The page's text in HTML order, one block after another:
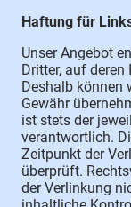
Haftung für
Unser Angebot
Dritter, auf
Deshalb können
Gewähr
ist stets der
verantwortlich.
Zeitpunkt der
überprüft.
der Verlinkung